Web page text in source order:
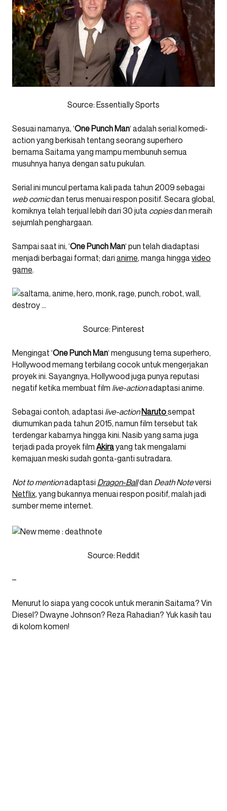
Source: Essentially Sports
Sesuai namanya, ‘One Punch Man‘ adalah serial komedi-
action yang berkisah tentang seorang superhero
bernama Saitama yang mampu membunuh semua
musuhnya hanya dengan satu pukulan.
Serial ini muncul pertama kali pada tahun 2009 sebagai
web comicdan terus menuai respon positif. Secara global,
komiknya telah terjual lebih dari 30 juta copiesdan meraih
sejumlah penghargaan.
Sampai saat ini, ‘One Punch Man‘ pun telah diadaptasi
menjadi berbagai format; dari anime, manga hinggavideo
game.
Source: Pinterest
Mengingat ‘One Punch Man‘ mengusung tema superhero,
Hollywood memang terbilang cocok untuk mengerjakan
proyek ini. Sayangnya, Hollywood juga punya reputasi
negatif ketika membuat film live-actionadaptasi anime.
Sebagai contoh, adaptasi live-action Narutosempat
diumumkan pada tahun 2015, namun film tersebut tak
terdengar kabarnya hingga kini. Nasib yang sama juga
terjadi pada proyek film Akirayang tak mengalami
kemajuan meski sudah gonta-ganti sutradara.
Not to mentionadaptasi Dragon-Balldan Death Noteversi
Netflix, yang bukannya menuai respon positif, malah jadi
sumber meme internet.
Source: Reddit
–
Menurut lo siapa yang cocok untuk meranin Saitama? Vin
Diesel? Dwayne Johnson? Reza Rahadian? Yuk kasih tau
di kolom komen!